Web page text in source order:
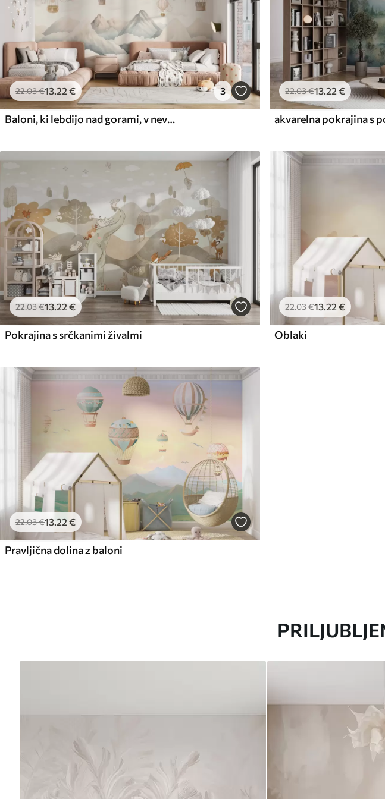
22.03€13.22 € 3
Baloni, ki lebdijo nad gorami, v nevtralnih, mehkih pastelnih tonih
22.03€13.22 €
22.03€13.22 €
Pokrajina s srčkanimi živalmi
22.03€13 .22 €
Oblaki
22.03€13.22 €
Pravljična dolina z baloni